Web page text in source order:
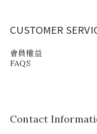
CUSTOMER
會員權益
FAQS
Contact